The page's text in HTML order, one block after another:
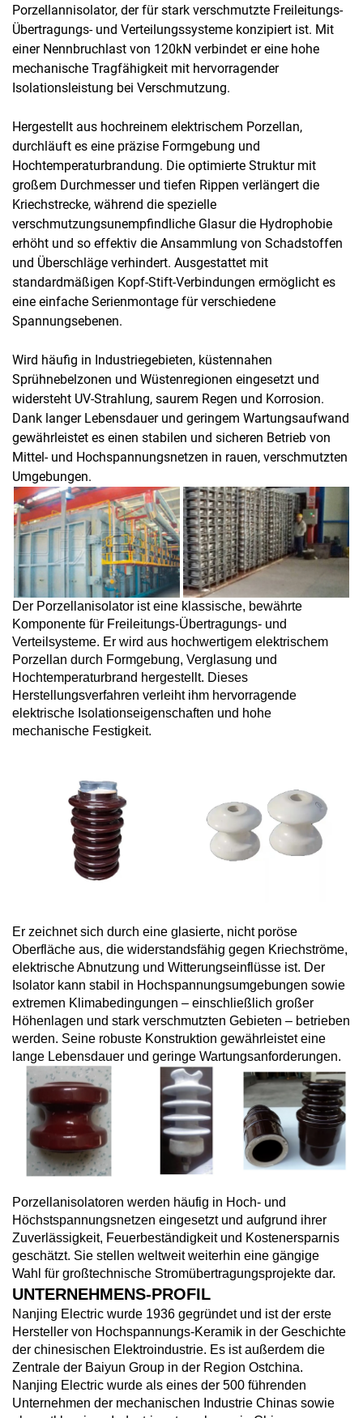
Porzellannisolator, der für stark verschmutzte Freileitungs-
Übertragungs- und Verteilungssysteme konzipiert ist. Mit
einer Nennbruchlast von 120kN verbindet er eine hohe
mechanische Tragfähigkeit mit hervorragender
Isolationsleistung bei Verschmutzung.
Hergestellt aus hochreinem elektrischem Porzellan,
durchläuft es eine präzise Formgebung und
Hochtemperaturbrandung. Die optimierte Struktur mit
großem Durchmesser und tiefen Rippen verlängert die
Kriechstrecke, während die spezielle
verschmutzungsunempfindliche Glasur die Hydrophobie
erhöht und so effektiv die Ansammlung von Schadstoffen
und Überschläge verhindert. Ausgestattet mit
standardmäßigen Kopf-Stift-Verbindungen ermöglicht es
eine einfache Serienmontage für verschiedene
Spannungsebenen.
Wird häufig in Industriegebieten, küstennahen
Sprühnebelzonen und Wüstenregionen eingesetzt und
widersteht UV-Strahlung, saurem Regen und Korrosion.
Dank langer Lebensdauer und geringem Wartungsaufwand
gewährleistet es einen stabilen und sicheren Betrieb von
Mittel- und Hochspannungsnetzen in rauen, verschmutzten
Umgebungen.
Der Porzellanisolator ist eine klassische, bewährte
Komponente für Freileitungs-Übertragungs- und
Verteilsysteme. Er wird aus hochwertigem elektrischem
Porzellan durch Formgebung, Verglasung und
Hochtemperaturbrand hergestellt. Dieses
Herstellungsverfahren verleiht ihm hervorragende
elektrische Isolationseigenschaften und hohe
mechanische Festigkeit.
Er zeichnet sich durch eine glasierte, nicht poröse
Oberfläche aus, die widerstandsfähig gegen Kriechströme,
elektrische Abnutzung und Witterungseinflüsse ist. Der
Isolator kann stabil in Hochspannungsumgebungen sowie
extremen Klimabedingungen – einschließlich großer
Höhenlagen und stark verschmutzten Gebieten – betrieben
werden. Seine robuste Konstruktion gewährleistet eine
lange Lebensdauer und geringe Wartungsanforderungen.
Porzellanisolatoren werden häufig in Hoch- und
Höchstspannungsnetzen eingesetzt und aufgrund ihrer
Zuverlässigkeit, Feuerbeständigkeit und Kostenersparnis
geschätzt. Sie stellen weltweit weiterhin eine gängige
Wahl für großtechnische Stromübertragungsprojekte dar.
UNTERNEHMENS-PROFIL
Nanjing Electric wurde 1936 gegründet und ist der erste
Hersteller von Hochspannungs-Keramik in der Geschichte
der chinesischen Elektroindustrie. Es ist außerdem die
Zentrale der Baiyun Group in der Region Ostchina.
Nanjing Electric wurde als eines der 500 führenden
Unternehmen der mechanischen Industrie Chinas sowie